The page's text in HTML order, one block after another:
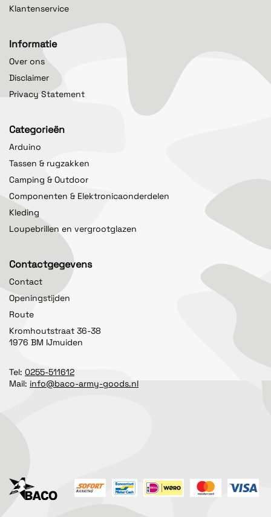
Klantenservice
Informatie
Over ons
Disclaimer
Privacy Statement
Categorieën
Arduino
Tassen & rugzakken
Camping & Outdoor
Componenten & Elektronicaonderdelen
Kleding
Loupebrillen en vergrootglazen
Contactgegevens
Contact
Openingstijden
Route
Kromhoutstraat 36-38
1976 BM IJmuiden
Tel: 0255-511612
Mail: info@baco-army-goods.nl